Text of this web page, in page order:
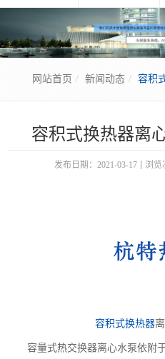
网站首页 新闻动态 容积
容积式换热器离
发布日期：2021-03-17 浏览
容积式换热器
容量式热交换器离心水泵依附